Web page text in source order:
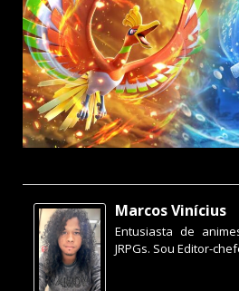
Marcos Vinícius
Entusiasta de
JRPGs. Sou Editor-